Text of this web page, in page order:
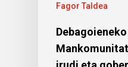
Fagor Taldea
Debagoieneko